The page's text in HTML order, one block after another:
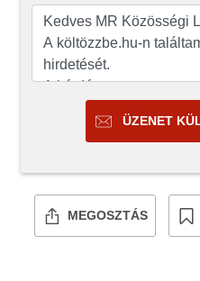
ÜZENET
MEGOSZTÁS